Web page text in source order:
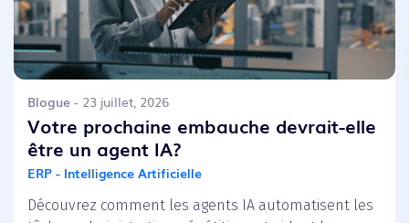
Blogue - 23 juillet, 2026
Votre prochaine embauche devrait-elle
être un agent IA?
ERP - Intelligence Artificielle
Découvrez comment les agents IA automatisent les